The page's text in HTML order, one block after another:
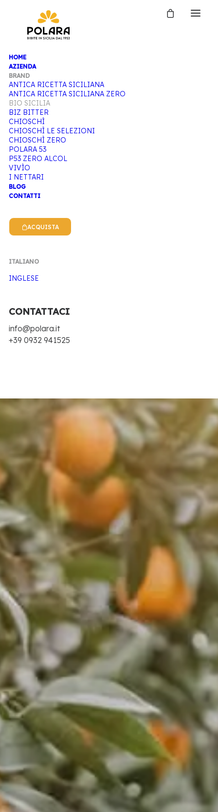
HOME
AZIENDA
BRAND
ANTICA RICETTA SICILIANA
ANTICA RICETTA SICILIANA ZERO
BIO SICILIA
BIZ BITTER
CHIOSCHÌ
CHIOSCHÌ LE SELEZIONI
CHIOSCHÌ ZERO
POLARA 53
P53 ZERO ALCOL
VIVÌO
I NETTARI
BLOG
CONTATTI
ACQUISTA
ITALIANO
INGLESE
CONTATTACI
info@polara.it
+39 0932 941525